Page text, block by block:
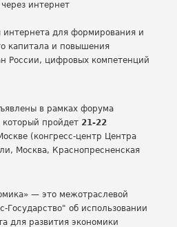
интернет
интернета для формирования и
капитала и повышения
России, цифровых компетенций
в рамках форума
который пройдет 21-22
(конгресс-центр Центра
Москва, Краснопресненская
— это межотраслевой
Государство" об использовании
для развития экономики